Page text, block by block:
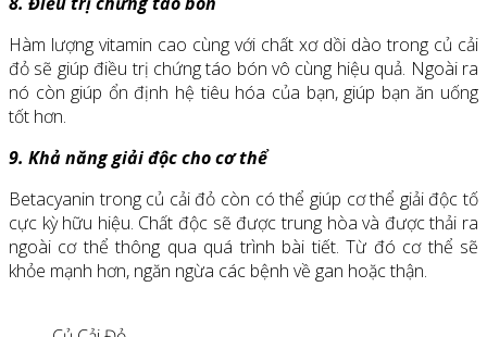
Hàm lượng vitamin cao cùng với chất xơ dồi dào trong củ cải
đỏ sẽ giúp điều trị chứng táo bón vô cùng hiệu quả. Ngoài ra
nó còn giúp ổn định hệ tiêu hóa của bạn, giúp bạn ăn uống
tốt hơn.
9. Khả năng giải độc cho cơ thể
Betacyanin trong củ cải đỏ còn có thể giúp cơ thể giải độc tố
cực kỳ hữu hiệu. Chất độc sẽ được trung hòa và được thải ra
ngoài cơ thể thông qua quá trình bài tiết. Từ đó cơ thể sẽ
khỏe mạnh hơn, ngăn ngừa các bệnh về gan hoặc thận.